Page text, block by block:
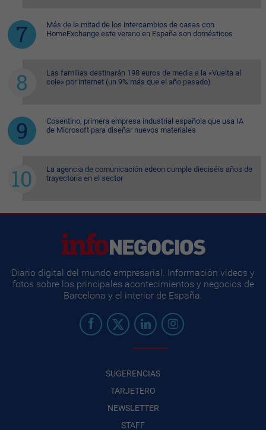
Más de la mitad de los intercambios de casas con
HomeExchange este verano en España son domésticos
Las familias destinarán 198 euros de media a la «Vuelta al
cole» por internet (un 9% más que el año pasado)
Cosentino, primera empresa industrial española que usa IA
de Microsoft para diseñar nuevos materiales
La agencia de comunicación edeon cumple dieciséis años de
trayectoria en el sector
Diario digital del mundo empresarial. Información videos y
fotos sobre los principales acontecimientos y negocios de
Barcelona y el interior de España.
SUGERENCIAS
TARJETERO
NEWSLETTER
STAFF